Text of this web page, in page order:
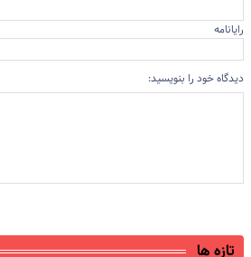
رایانامه
دیدگاه خود را بنویسید:
تازه ها